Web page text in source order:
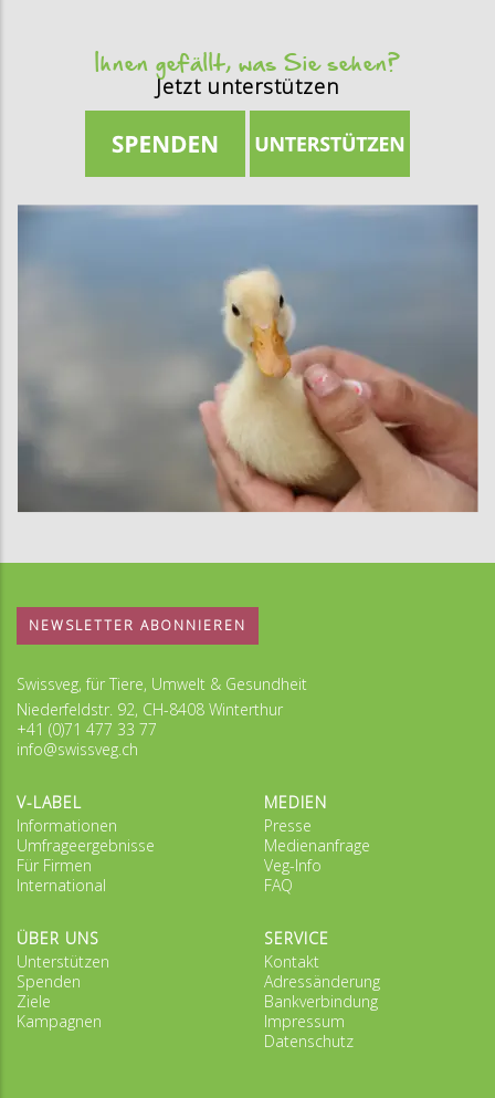
Ihnen gefällt, was Sie sehen?
Jetzt unterstützen
NEWSLETTER ABONNIEREN
Swissveg, für Tiere, Umwelt & Gesundheit
Niederfeldstr. 92, CH-8408 Winterthur
+41 (0)71 477 33 77
info@swissveg.ch
V-LABEL
Informationen
Umfrageergebnisse
Für Firmen
International
MEDIEN
Presse
Medienanfrage
Veg-Info
FAQ
ÜBER UNS
Unterstützen
Spenden
Ziele
Kampagnen
SERVICE
Kontakt
Adressänderung
Bankverbindung
Impressum
Datenschutz